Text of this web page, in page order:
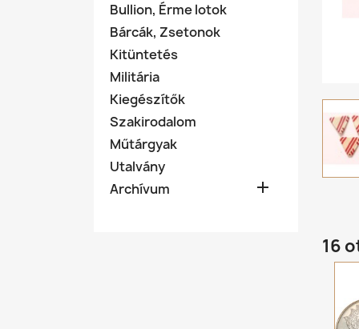
Bullion, Érme lotok
Bárcák, Zsetonok
Kitüntetés
Militária
Kiegészítők
Szakirodalom
Műtárgyak
Utalvány
Archívum

16